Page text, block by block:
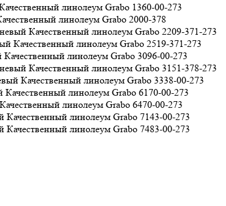
1360-00-273
2000-378
2209-371-273
2519-371-273
3096-00-273
3151-378-273
3338-00-273
6170-00-273
6470-00-273
7143-00-273
7483-00-273